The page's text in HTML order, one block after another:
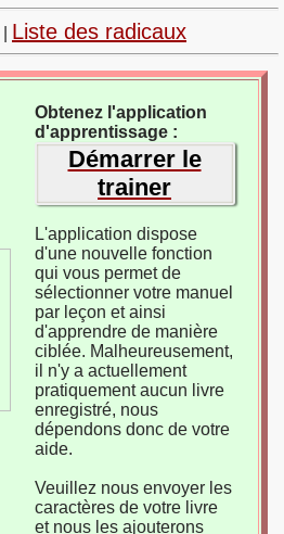
Liste des radicaux
Obtenez l'application
d'apprentissage :
Démarrer le
trainer
L'application dispose
d'une nouvelle fonction
qui vous permet de
sélectionner votre manuel
par leçon et ainsi
d'apprendre de manière
ciblée. Malheureusement,
il n'y a actuellement
pratiquement aucun livre
enregistré, nous
dépendons donc de votre
aide.
Veuillez nous envoyer les
caractères de votre livre
et nous les ajouterons